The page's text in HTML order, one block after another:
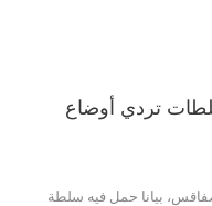
تردي أوضاع
بيانا حمل فيه سلطة